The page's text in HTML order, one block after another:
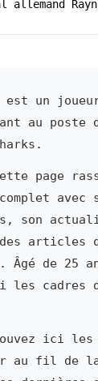
est un
au poste
page
avec
son
des articles
Âgé de 25
les cadres
ici les
au fil de